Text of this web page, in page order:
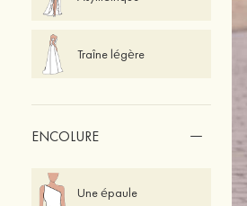
Traîne légère
ENCOLURE
Une épaule